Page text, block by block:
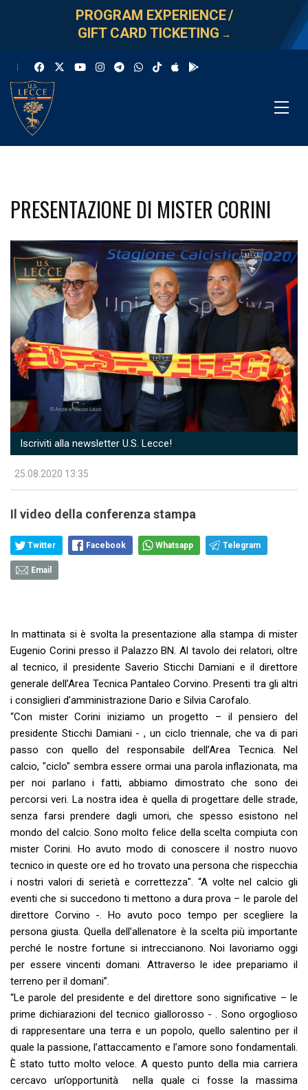
PROGRAM EXPERIENCE/
GIFT CARD TICKETING →
PRESENTAZIONE DI MISTER CORINI
Iscriviti alla newsletter U.S. Lecce!
25.08.2020 13:35
Il video della conferenza stampa
Twitter Facebook Whatsapp Telegram
Email
In mattinata si è svolta la presentazione alla stampa di mister
Eugenio Corini presso il Palazzo BN. Al tavolo dei relatori, oltre
al tecnico, il presidente Saverio Sticchi Damiani e il direttore
generale dell’Area Tecnica Pantaleo Corvino. Presenti tra gli altri
i consiglieri d’amministrazione Dario e Silvia Carofalo.
“Con mister Corini iniziamo un progetto – il pensiero del
presidente Sticchi Damiani - , un ciclo triennale, che va di pari
passo con quello del responsabile dell’Area Tecnica. Nel
calcio, "ciclo" sembra essere ormai una parola inflazionata, ma
per noi parlano i fatti, abbiamo dimostrato che sono dei
percorsi veri. La nostra idea è quella di progettare delle strade,
senza farsi prendere dagli umori, che spesso esistono nel
mondo del calcio. Sono molto felice della scelta compiuta con
mister Corini. Ho avuto modo di conoscere il nostro nuovo
tecnico in queste ore ed ho trovato una persona che rispecchia
i nostri valori di serietà e correttezza". “A volte nel calcio gli
eventi che si succedono ti mettono a dura prova – le parole del
direttore Corvino -. Ho avuto poco tempo per scegliere la
persona giusta. Quella dell’allenatore è la scelta più importante
perché le nostre fortune si intreccianono. Noi lavoriamo oggi
per essere vincenti domani. Attraverso le idee prepariamo il
terreno per il domani”.
“Le parole del presidente e del direttore sono significative – le
prime dichiarazioni del tecnico giallorosso - . Sono orgoglioso
di rappresentare una terra e un popolo, quello salentino per il
quale la passione, l’attaccamento e l’amore sono fondamentali.
È stato tutto molto veloce. A questo punto della mia carriera
cercavo un’opportunità nella quale ci fosse la massima